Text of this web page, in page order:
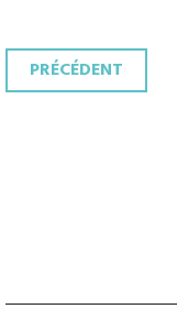
PRÉCÉDENT